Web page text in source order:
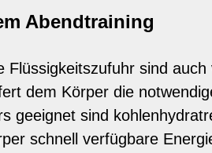
Abendtraining
sind
dem Körper die
geeignet sind
schnell verfügbare